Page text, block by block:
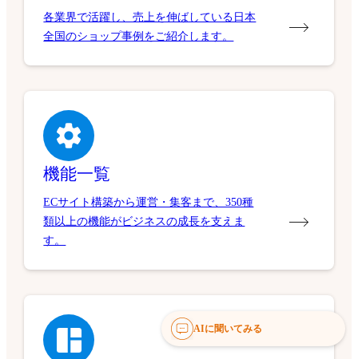
各業界で活躍し、売上を伸ばしている日本
全国のショップ事例をご紹介します。
機能一覧
ECサイト構築から運営・集客まで、350種
類以上の機能がビジネスの成長を支えま
す。
AIに聞いてみる